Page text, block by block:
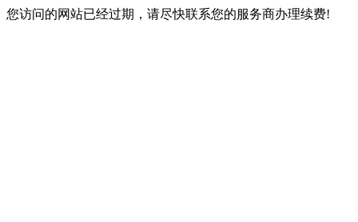
您访问的网站已经过期，请尽快联系您的服务商办理续费!